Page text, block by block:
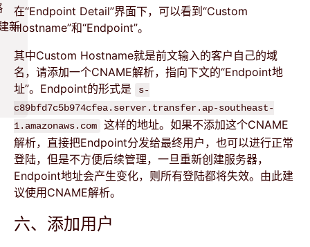
新
在“Endpoint Detail”界面下，可以看到“Custom
Hostname”和“Endpoint”。
其中Custom Hostname就是前文输入的客户自己的域
名，请添加一个CNAME解析，指向下文的“Endpoint地
址”。Endpoint的形式是
s-
c89bfd7c5b974cfea.server.transfer.ap-southeast-
1.amazonaws.com
这样的地址。如果不添加这个CNAME
解析，直接把Endpoint分发给最终用户，也可以进行正常
登陆，但是不方便后续管理，一旦重新创建服务器，
Endpoint地址会产生变化，则所有登陆都将失效。由此建
议使用CNAME解析。
六、添加用户